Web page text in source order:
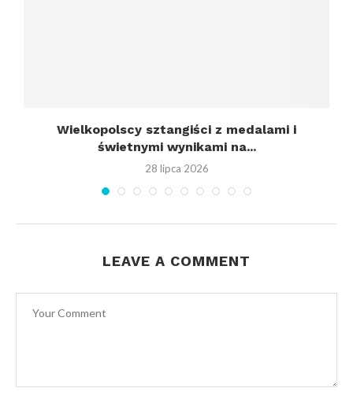
Wielkopolscy sztangiści z medalami i
świetnymi wynikami na...
28 lipca 2026
LEAVE A COMMENT